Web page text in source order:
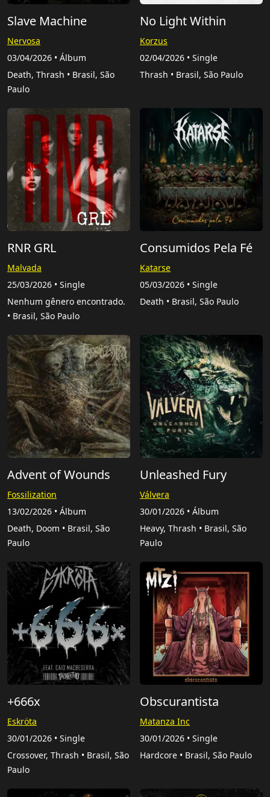
Slave Machine
Nervosa
03/04/2026 • Álbum
Death, Thrash • Brasil, São
Paulo
No Light Within
Korzus
02/04/2026 • Single
Thrash • Brasil, São Paulo
RNR GRL
Malvada
25/03/2026 • Single
Nenhum gênero encontrado.
• Brasil, São Paulo
Consumidos Pela Fé
Katarse
05/03/2026 • Single
Death • Brasil, São Paulo
Advent of Wounds
Fossilization
13/02/2026 • Álbum
Death, Doom • Brasil, São
Paulo
Unleashed Fury
Válvera
30/01/2026 • Álbum
Heavy, Thrash • Brasil, São
Paulo
+666x
Eskröta
30/01/2026 • Single
Crossover, Thrash • Brasil, São
Paulo
Obscurantista
Matanza Inc
30/01/2026 • Single
Hardcore • Brasil, São Paulo